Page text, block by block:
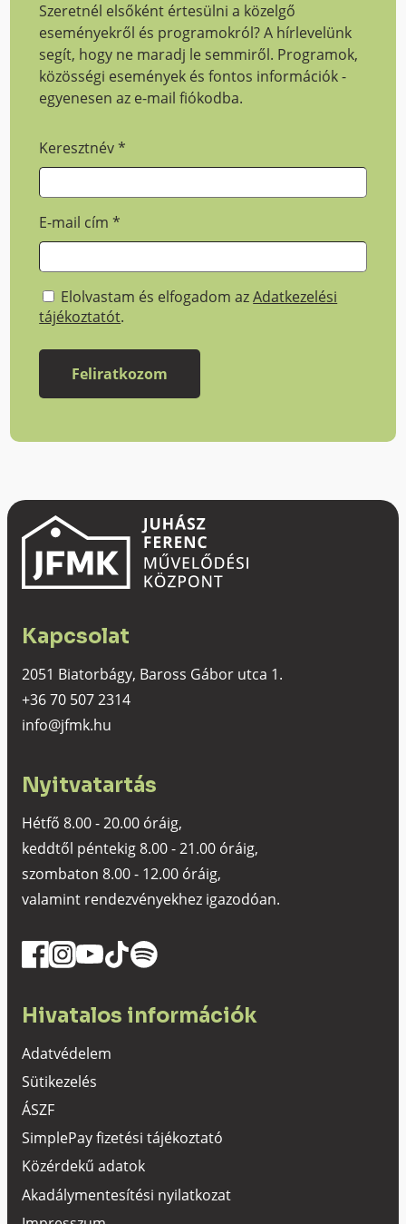
Szeretnél elsőként értesülni a közelgő
eseményekről és programokról? A hírlevelünk
segít, hogy ne maradj le semmiről. Programok,
közösségi események és fontos információk -
egyenesen az e-mail fiókodba.
Keresztnév*
E-mail cím*
Elolvastam és elfogadom azAdatkezelési
tájékoztatót.
Kapcsolat
2051 Biatorbágy, Baross Gábor utca 1.
+36 70 507 2314
info@jfmk.hu
Nyitvatartás
Hétfő 8.00 - 20.00 óráig,
keddtől péntekig 8.00 - 21.00 óráig,
szombaton 8.00 - 12.00 óráig,
valamint rendezvényekhez igazodóan.
Hivatalos információk
Adatvédelem
Sütikezelés
ÁSZF
SimplePay fizetési tájékoztató
Közérdekű adatok
Akadálymentesítési nyilatkozat